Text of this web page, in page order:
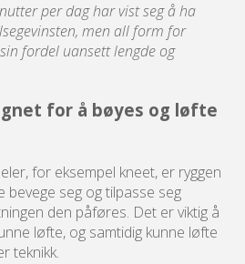
per dag har vist seg å ha
men all form for
fordel uansett lengde og
for å bøyes og løfte
for eksempel kneet, er ryggen
bevege seg og tilpasse seg
den påføres. Det er viktig å
løfte, og samtidig kunne løfte
teknikk.